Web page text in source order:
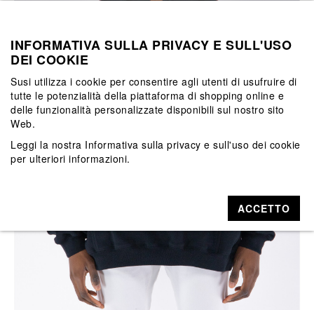
INFORMATIVA SULLA PRIVACY E SULL'USO
DEI COOKIE
Susi utilizza i cookie per consentire agli utenti di usufruire di
tutte le potenzialità della piattaforma di shopping online e
delle funzionalità personalizzate disponibili sul nostro sito
Web.
Leggi la nostra Informativa sulla privacy e sull'uso dei cookie
per ulteriori informazioni.
ACCETTO